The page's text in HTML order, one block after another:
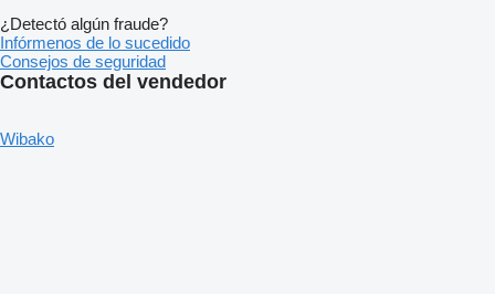
¿Detectó algún fraude?
Infórmenos de lo sucedido
Consejos de seguridad
Contactos del vendedor
Wibako